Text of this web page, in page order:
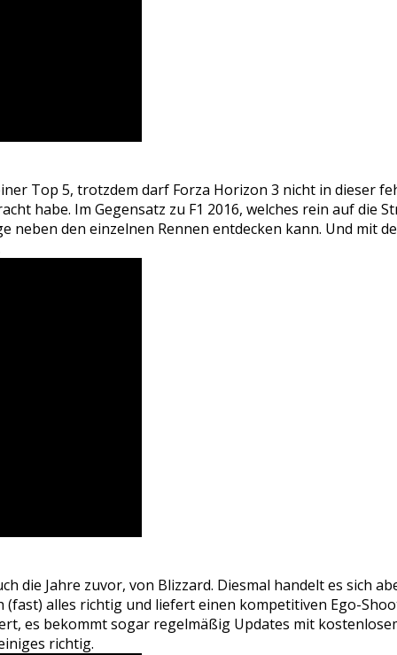
Top 5, trotzdem darf Forza Horizon 3 nicht in dieser
habe. Im Gegensatz zu F1 2016, welches rein auf die
neben den einzelnen Rennen entdecken kann. Und mit
die Jahre zuvor, von Blizzard. Diesmal handelt es sich
alles richtig und liefert einen kompetitiven Ego-
es bekommt sogar regelmäßig Updates mit
richtig.